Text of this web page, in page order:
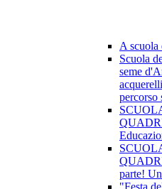
A scuola
Scuola
seme
percorso
parte!